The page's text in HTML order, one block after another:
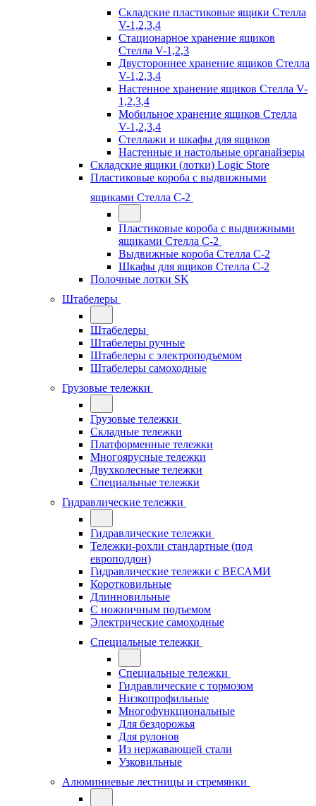
Складские пластиковые ящики Стелла
V-1,2,3,4
Стационарное хранение ящиков
Стелла V-1,2,3
Двустороннее хранение ящиков Стелла
V-1,2,3,4
Настенное хранение ящиков Стелла V-
1,2,3,4
Мобильное хранение ящиков Стелла
V-1,2,3,4
Стеллажи и шкафы для ящиков
Настенные и настольные органайзеры
Складские ящики (лотки) Logiс Store
Пластиковые короба с выдвижными
ящиками Стелла С-2
Пластиковые короба с выдвижными
ящиками Стелла С-2
Выдвижные короба Стелла С-2
Шкафы для ящиков Стелла С-2
Полочные лотки SK
Штабелеры
Штабелеры
Штабелеры ручные
Штабелеры с электроподъемом
Штабелеры самоходные
Грузовые тележки
Грузовые тележки
Складные тележки
Платформенные тележки
Многоярусные тележки
Двухколесные тележки
Специальные тележки
Гидравлические тележки
Гидравлические тележки
Тележки-рохли стандартные (под
европоддон)
Гидравлические тележки с ВЕСАМИ
Коротковильные
Длинновильные
С ножничным подъемом
Электрические самоходные
Специальные тележки
Специальные тележки
Гидравлические с тормозом
Низкопрофильные
Многофункциональные
Для бездорожья
Для рулонов
Из нержавающей стали
Узковильные
Алюминиевые лестницы и стремянки